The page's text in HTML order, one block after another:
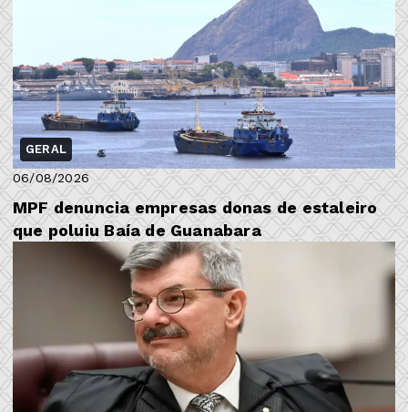
GERAL
06/08/2026
MPF denuncia empresas donas de estaleiro
que poluiu Baía de Guanabara